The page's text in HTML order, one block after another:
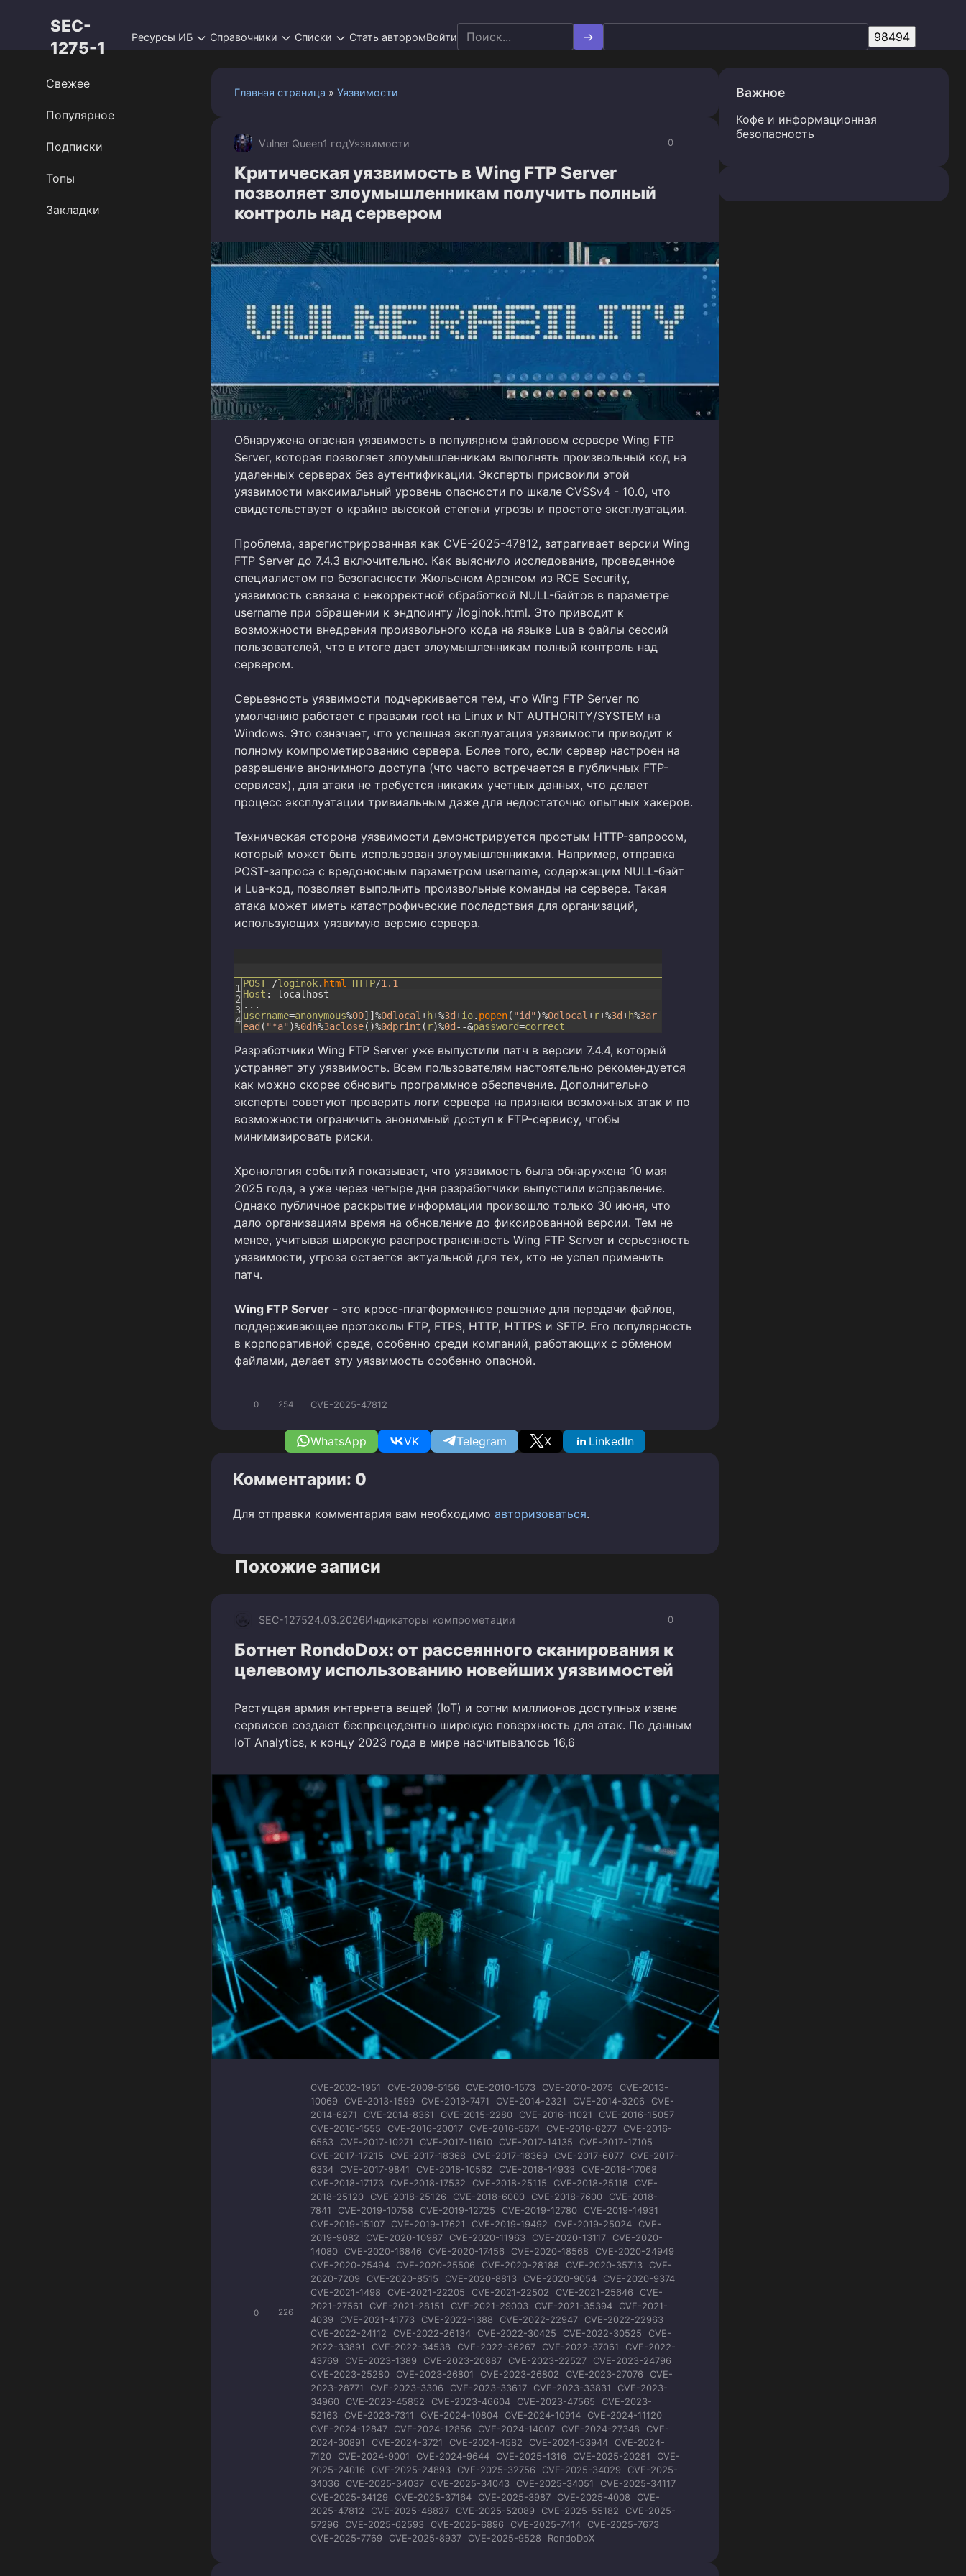
SEC-
1275-1
Ресурсы ИБ Справочники Списки Стать авторомВойти Search
for:
Главная страница » Уязвимости
0
Vulner Queen1 годУязвимости
Критическая уязвимость в Wing FTP Server
позволяет злоумышленникам получить полный
контроль над сервером
Обнаружена опасная уязвимость в популярном файловом сервере Wing FTP
Server, которая позволяет злоумышленникам выполнять произвольный код на
удаленных серверах без аутентификации. Эксперты присвоили этой
уязвимости максимальный уровень опасности по шкале CVSSv4 - 10.0, что
свидетельствует о крайне высокой степени угрозы и простоте эксплуатации.
Проблема, зарегистрированная как CVE-2025-47812, затрагивает версии Wing
FTP Server до 7.4.3 включительно. Как выяснило исследование, проведенное
специалистом по безопасности Жюльеном Аренсом из RCE Security,
уязвимость связана с некорректной обработкой NULL-байтов в параметре
username при обращении к эндпоинту /loginok.html. Это приводит к
возможности внедрения произвольного кода на языке Lua в файлы сессий
пользователей, что в итоге дает злоумышленникам полный контроль над
сервером.
Серьезность уязвимости подчеркивается тем, что Wing FTP Server по
умолчанию работает с правами root на Linux и NT AUTHORITY/SYSTEM на
Windows. Это означает, что успешная эксплуатация уязвимости приводит к
полному компрометированию сервера. Более того, если сервер настроен на
разрешение анонимного доступа (что часто встречается в публичных FTP-
сервисах), для атаки не требуется никаких учетных данных, что делает
процесс эксплуатации тривиальным даже для недостаточно опытных хакеров.
Техническая сторона уязвимости демонстрируется простым HTTP-запросом,
который может быть использован злоумышленниками. Например, отправка
POST-запроса с вредоносным параметром username, содержащим NULL-байт
и Lua-код, позволяет выполнить произвольные команды на сервере. Такая
атака может иметь катастрофические последствия для организаций,
использующих уязвимую версию сервера.
1
2
3
4
POST /loginok. html HTTP/1.1
Host :
localhost
. . .
username=anonymous%00] ] %0dlocal+h+%3d+io. popen( "id" )%0dlocal+r+%3d+h%3ar
ead ( "*a" )%0dh%3aclose( )%0dprint ( r)%0d --&password=correct
Разработчики Wing FTP Server уже выпустили патч в версии 7.4.4, который
устраняет эту уязвимость. Всем пользователям настоятельно рекомендуется
как можно скорее обновить программное обеспечение. Дополнительно
эксперты советуют проверить логи сервера на признаки возможных атак и по
возможности ограничить анонимный доступ к FTP-сервису, чтобы
минимизировать риски.
Хронология событий показывает, что уязвимость была обнаружена 10 мая
2025 года, а уже через четыре дня разработчики выпустили исправление.
Однако публичное раскрытие информации произошло только 30 июня, что
дало организациям время на обновление до фиксированной версии. Тем не
менее, учитывая широкую распространенность Wing FTP Server и серьезность
уязвимости, угроза остается актуальной для тех, кто не успел применить
патч.
Wing FTP Server - это кросс-платформенное решение для передачи файлов,
поддерживающее протоколы FTP, FTPS, HTTP, HTTPS и SFTP. Его популярность
в корпоративной среде, особенно среди компаний, работающих с обменом
файлами, делает эту уязвимость особенно опасной.
0 254 CVE-2025-47812
WhatsApp VK Telegram X LinkedIn
Комментарии: 0
Для отправки комментария вам необходимо авторизоваться.
Похожие записи
0
SEC-127524.03.2026Индикаторы компрометации
Ботнет RondoDox: от рассеянного сканирования к
целевому использованию новейших уязвимостей
Растущая армия интернета вещей (IoT) и сотни миллионов доступных извне
сервисов создают беспрецедентно широкую поверхность для атак. По данным
IoT Analytics, к концу 2023 года в мире насчитывалось 16,6
0 226
CVE-2002-1951 CVE-2009-5156 CVE-2010-1573 CVE-2010-2075
CVE-2013-
10069
CVE-2013-1599 CVE-2013-7471 CVE-2014-2321 CVE-2014-3206
CVE-
2014-6271
CVE-2014-8361 CVE-2015-2280 CVE-2016-11021
CVE-2016-15057
CVE-2016-1555
CVE-2016-20017 CVE-2016-5674 CVE-2016-6277
CVE-2016-
6563
CVE-2017-10271 CVE-2017-11610 CVE-2017-14135
CVE-2017-17105
CVE-2017-17215
CVE-2017-18368 CVE-2017-18369 CVE-2017-6077
CVE-2017-
6334
CVE-2017-9841 CVE-2018-10562 CVE-2018-14933
CVE-2018-17068
CVE-2018-17173
CVE-2018-17532 CVE-2018-25115 CVE-2018-25118
CVE-
2018-25120
CVE-2018-25126 CVE-2018-6000 CVE-2018-7600
CVE-2018-
7841
CVE-2019-10758 CVE-2019-12725 CVE-2019-12780
CVE-2019-14931
CVE-2019-15107
CVE-2019-17621 CVE-2019-19492 CVE-2019-25024
CVE-
2019-9082
CVE-2020-10987 CVE-2020-11963 CVE-2020-13117
CVE-2020-
14080
CVE-2020-16846 CVE-2020-17456 CVE-2020-18568
CVE-2020-24949
CVE-2020-25494
CVE-2020-25506 CVE-2020-28188 CVE-2020-35713
CVE-
2020-7209
CVE-2020-8515 CVE-2020-8813 CVE-2020-9054
CVE-2020-9374
CVE-2021-1498
CVE-2021-22205 CVE-2021-22502 CVE-2021-25646
CVE-
2021-27561
CVE-2021-28151 CVE-2021-29003 CVE-2021-35394
CVE-2021-
4039
CVE-2021-41773 CVE-2022-1388 CVE-2022-22947
CVE-2022-22963
CVE-2022-24112
CVE-2022-26134 CVE-2022-30425 CVE-2022-30525
CVE-
2022-33891
CVE-2022-34538 CVE-2022-36267 CVE-2022-37061
CVE-2022-
43769
CVE-2023-1389 CVE-2023-20887 CVE-2023-22527
CVE-2023-24796
CVE-2023-25280
CVE-2023-26801 CVE-2023-26802 CVE-2023-27076
CVE-
2023-28771
CVE-2023-3306 CVE-2023-33617 CVE-2023-33831
CVE-2023-
34960
CVE-2023-45852 CVE-2023-46604 CVE-2023-47565
CVE-2023-
52163
CVE-2023-7311 CVE-2024-10804 CVE-2024-10914
CVE-2024-11120
CVE-2024-12847
CVE-2024-12856 CVE-2024-14007 CVE-2024-27348
CVE-
2024-30891
CVE-2024-3721 CVE-2024-4582 CVE-2024-53944
CVE-2024-
7120
CVE-2024-9001 CVE-2024-9644 CVE-2025-1316 CVE-2025-20281
CVE-
2025-24016
CVE-2025-24893 CVE-2025-32756 CVE-2025-34029
CVE-2025-
34036
CVE-2025-34037 CVE-2025-34043 CVE-2025-34051
CVE-2025-34117
CVE-2025-34129
CVE-2025-37164 CVE-2025-3987 CVE-2025-4008
CVE-
2025-47812
CVE-2025-48827 CVE-2025-52089 CVE-2025-55182
CVE-2025-
57296
CVE-2025-62593 CVE-2025-6896 CVE-2025-7414
CVE-2025-7673
CVE-2025-7769
CVE-2025-8937 CVE-2025-9528 RondoDoX
Свежее
Популярное
Подписки
Топы
Закладки
Важное
Кофе и информационная
безопасность